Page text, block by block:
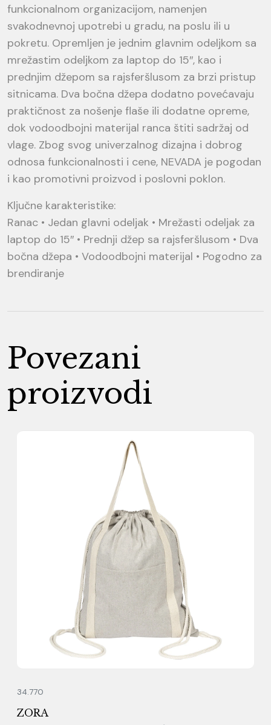
funkcionalnom organizacijom, namenjen
svakodnevnoj upotrebi u gradu, na poslu ili u
pokretu. Opremljen je jednim glavnim odeljkom sa
mrežastim odeljkom za laptop do 15″, kao i
prednjim džepom sa rajsferšlusom za brzi pristup
sitnicama. Dva bočna džepa dodatno povećavaju
praktičnost za nošenje flaše ili dodatne opreme,
dok vodoodbojni materijal ranca štiti sadržaj od
vlage. Zbog svog univerzalnog dizajna i dobrog
odnosa funkcionalnosti i cene, NEVADA je pogodan
i kao promotivni proizvod i poslovni poklon.
Ključne karakteristike:
Ranac • Jedan glavni odeljak • Mrežasti odeljak za
laptop do 15″ • Prednji džep sa rajsferšlusom • Dva
bočna džepa • Vodoodbojni materijal • Pogodno za
brendiranje
Povezani
proizvodi
34.770
ZORA